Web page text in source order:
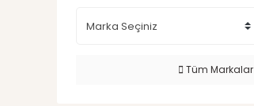
Tüm Markalar